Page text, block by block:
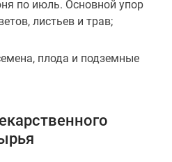
по июль. Основной упор
листьев и трав;
плода и подземные